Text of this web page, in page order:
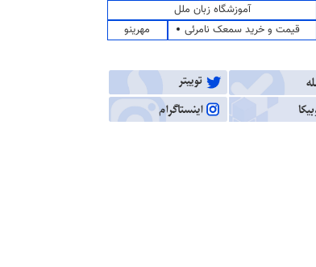
آموزشگاه زبان ملل
قیمت و خرید سمعک نامرئی
مهرینو